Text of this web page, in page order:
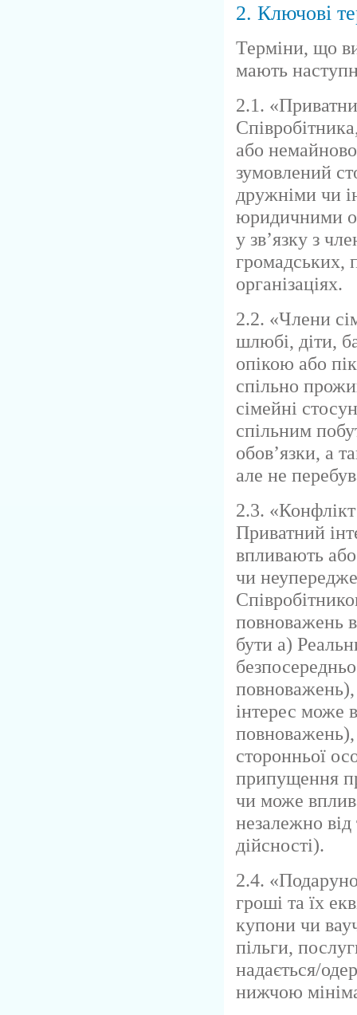
2. Ключові
Терміни, що
мають
2.1.
або
зумовлений
дружніми чи
юридичними
у зв’язку з
громадських,
організаціях.
2.2. «Члени
шлюбі, діти,
опікою або
спільно
сімейні
спільним
обов’язки, а
але не
2.3. «Конфлікт
Приватний
впливають
чи
повноважень
бути а)
інтерес може
сторонньої
припущення
чи може
незалежно від
дійсності).
2.4.
гроші та їх
купони чи
пільги,
надається/
нижчою